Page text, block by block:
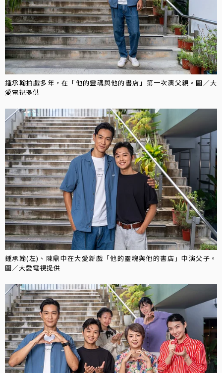
鍾承翰拍戲多年，在「他的靈魂與他的書店」第一次演父親。圖／大
愛電視提供
鍾承翰(左)、陳鼎中在大愛新戲「他的靈魂與他的書店」中演父子。
圖／大愛電視提供